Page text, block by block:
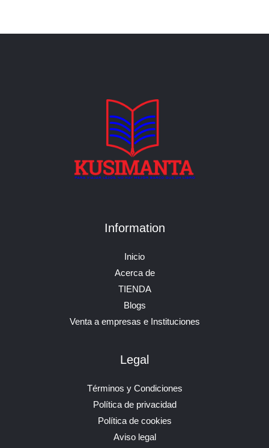
Information
Inicio
Acerca de
TIENDA
Blogs
Venta a empresas e Instituciones
Legal
Términos y Condiciones
Política de privacidad
Política de cookies
Aviso legal